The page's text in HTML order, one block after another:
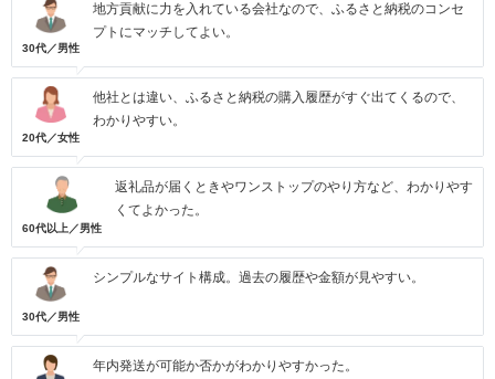
30代／男性
地方貢献に力を入れている会社なので、ふるさと納税のコンセ
プトにマッチしてよい。
20代／女性
他社とは違い、ふるさと納税の購入履歴がすぐ出てくるので、
わかりやすい。
60代以上／男性
返礼品が届くときやワンストップのやり方など、わかりやす
くてよかった。
30代／男性
シンプルなサイト構成。過去の履歴や金額が見やすい。
年内発送が可能か否かがわかりやすかった。